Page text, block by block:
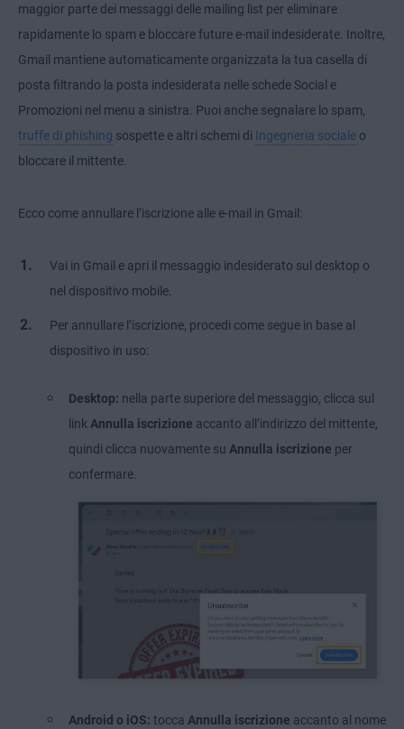
maggior parte dei messaggi delle mailing list per eliminare
rapidamente lo spam e bloccare future e-mail indesiderate. Inoltre,
Gmail mantiene automaticamente organizzata la tua casella di
posta filtrando la posta indesiderata nelle schede Social e
Promozioni nel menu a sinistra. Puoi anche segnalare lo spam,
truffe di phishing sospette e altri schemi di Ingegneria sociale o
bloccare il mittente.
Ecco come annullare l’iscrizione alle e-mail in Gmail:
Vai in Gmail e apri il messaggio indesiderato sul desktop o
nel dispositivo mobile.
Per annullare l’iscrizione, procedi come segue in base al
dispositivo in uso:
Desktop: nella parte superiore del messaggio, clicca sul
link Annulla iscrizione accanto all’indirizzo del mittente,
quindi clicca nuovamente su Annulla iscrizione per
confermare.
Android o iOS: tocca Annulla iscrizione accanto al nome